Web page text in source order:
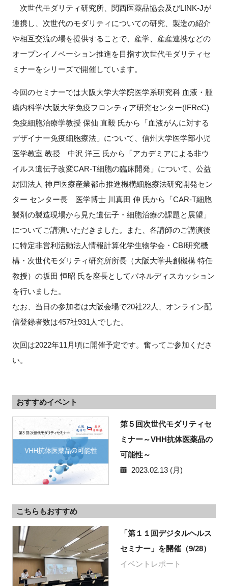
次世代モダリティ研究所、関西医薬品協会及びLINK-Jが
連携し、次世代のモダリティについての研究、製造の紹介
や相互交流の場を提供することで、産学、産産連携などの
オープンイノベーション推進を目指す次世代モダリティセ
ミナーをシリーズで開催しています。
今回のセミナーでは大阪大学大学院医学系研究科 血液・腫
瘍内科学/大阪大学免疫フロンティア研究センター(IFReC)
免疫細胞治療学教授 保仙 直毅 氏から「血液がんに対する
デザイナー免疫細胞療法」について、信州大学医学部小児
医学教室 教授 中沢 洋三 氏から「アカデミアによる非ウ
イルス遺伝子改変CAR-T細胞の臨床開発」について、公益
財団法人 神戸医療産業都市推進機構細胞療法研究開発セン
ター センター長 医学博士 川真田 伸 氏から「CAR-T細胞
製剤の製造現場から見た遺伝子・細胞治療の課題と展望」
についてご講演いただきました。また、各講師のご講演後
に特定非営利活動法人情報計算化学生物学会・CBI研究機
構・次世代モダリティ研究所所長（大阪大学共創機構 特任
教授）の坂田 恒昭 氏を座長としてパネルディスカッション
を行いました。
なお、当日の参加者は大阪会場で20社22人、オンライン配
信登録者数は457社931人でした。
次回は2022年11月頃に開催予定です。奮ってご参加くださ
い。
おすすめイベント
第５回次世代モダリティセ
ミナー～VHH抗体医薬品の
可能性～
2023.02.13 (月)
こちらもおすすめ
「第１１回デジタルヘルス
セミナー」を開催（9/28）
イベントレポート